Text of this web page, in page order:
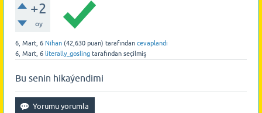
+2
oy
6, Mart, 6 Nihan (42,630 puan) tarafından cevaplandı
6, Mart, 6 literally_gosling tarafından seçilmiş
Bu senin hikaýendimi